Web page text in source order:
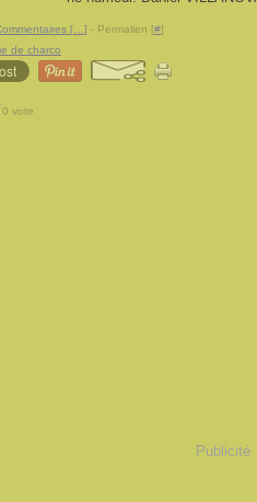
[ ] - Permalien [#]
de charco
0 vote
Publicité